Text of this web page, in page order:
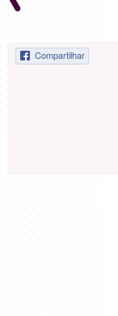
Compartilhar